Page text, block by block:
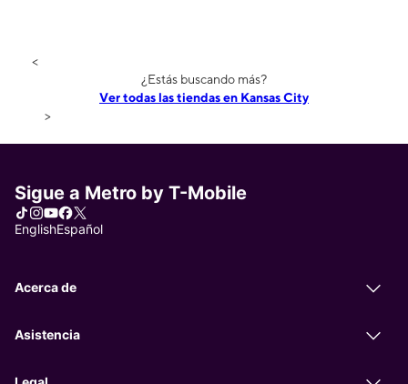
<
¿Estás buscando más?
Ver todas las tiendas en Kansas City
>